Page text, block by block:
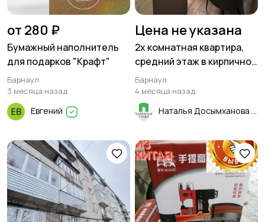
от 280 ₽
Бумажный наполнитель
для подарков "Крафт"
Барнаул
3 месяца назад
Евгений
Цена не указана
2х комнатная квартира,
средний этаж в кирпичном
доме, 44 м² в центре
Барнаула!
Барнаул
4 месяца назад
Наталья Досымханова